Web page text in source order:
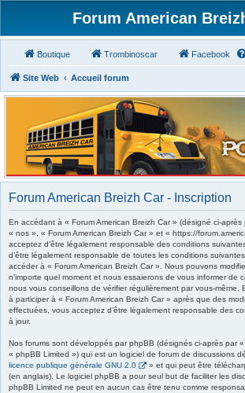
Forum American
Boutique Trombinoscar Facebook
Site Web Accueil forum
Forum American Breizh Car - Inscription
En accédant à « Forum American Breizh Car » (désigné ci-après
« nos », « Forum American Breizh Car » et « https://
acceptez d’être légalement responsable des conditions
d’être légalement responsable de toutes les conditions
accéder à « Forum American Breizh Car ». Nous pouvons
n’importe quel moment et nous essaierons de vous informer de
nous vous conseillons de vérifier régulièrement par vous-même.
à participer à « Forum American Breizh Car » après que des
effectuées, vous acceptez d’être légalement responsable des
à jour.
Nos forums sont développés par phpBB (désignés ci-après par
« phpBB Limited ») qui est un logiciel de forum de discussions
licence publique générale GNU 2.0
» et qui peut être
(en anglais). Le logiciel phpBB a pour seul but de faciliter les
phpBB Limited ne peut en aucun cas être tenu comme